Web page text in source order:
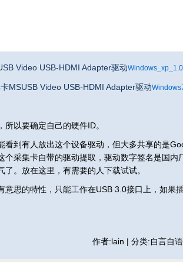
以要确定自己的硬件ID。
看到有人放出这个设备驱动，但大多共享的是
个采集卡自带的驱动提取，驱动数字签名是国内
。放在这里，有需要的人下载试试。
意思的特性，只能工作在USB 3.0接口上，如果
作者:lain | 分类:自言自